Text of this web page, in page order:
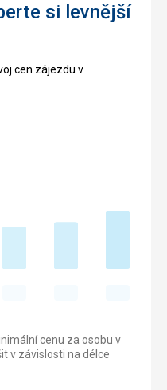
si levnější
cen zájezdu v
cenu za osobu v
v závislosti na délce